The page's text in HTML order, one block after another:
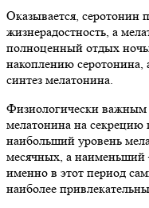
Оказывается, серотонин
жизнерадостность, а
полноценный отдых
накоплению серотонина,
синтез мелатонина.
Физиологически важным
мелатонина на
наибольший уровень
месячных, а наименьший
именно в этот период
наиболее